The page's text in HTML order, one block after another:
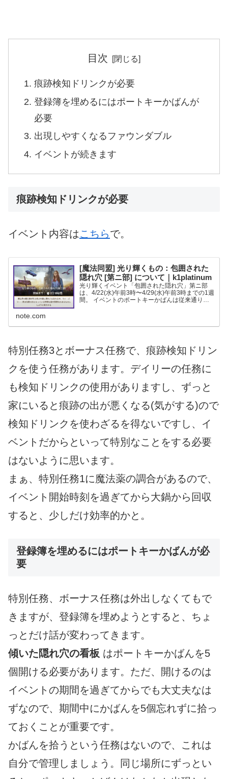
目次
痕跡検知ドリンクが必要
登録簿を埋めるにはポートキーかばんが
必要
出現しやすくなるファウンダブル
イベントが続きます
痕跡検知ドリンクが必要
イベント内容はこちらで。
[魔法同盟] 光り輝くもの：包囲された
隠れ穴 [第ニ部] について｜k1platinum
光り輝くイベント「包囲された隠れ穴」第ニ部
は、4/22(水)午前3時〜4/29(水)午前3時までの1週
間。 イベントのポートキーかばんは従来通りマ
note.com
特別任務3とボーナス任務で、痕跡検知ドリン
クを使う任務があります。デイリーの任務に
も検知ドリンクの使用がありますし、ずっと
家にいると痕跡の出が悪くなる(気がする)ので
検知ドリンクを使わざるを得ないですし、イ
ベントだからといって特別なことをする必要
はないように思います。
まぁ、特別任務1に魔法薬の調合があるので、
イベント開始時刻を過ぎてから大鍋から回収
すると、少しだけ効率的かと。
登録簿を埋めるにはポートキーかばんが必
要
特別任務、ボーナス任務は外出しなくてもで
きますが、登録簿を埋めようとすると、ちょ
っとだけ話が変わってきます。
傾いた隠れ穴の看板 はポートキーかばんを5
個開ける必要があります。ただ、開けるのは
イベントの期間を過ぎてからでも大丈夫なは
ずなので、期間中にかばんを5個忘れずに拾っ
ておくことが重要です。
かばんを拾うという任務はないので、これは
自分で管理しましょう。同じ場所にずっとい